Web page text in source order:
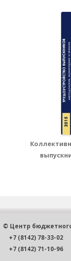
© Центр
+7 (8142) 78-33-02
+7 (8142) 71-10-96